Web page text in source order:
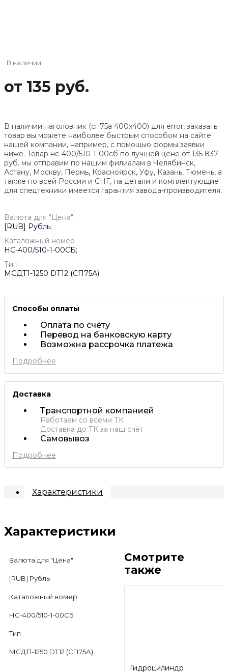
В наличии
от 135 руб.
В наличии наголовник (сп75а 400х400) для error, заказать
товар вы можете наиболее быстрым способом на сайте
нашей компании, например, с помощью формы заявки
ниже. Товар нс-400/510-1-00сб по лучшей цене от 135 837
руб. мы отправим по нашим филиалам в Челябинск,
Астану, Москву, Пермь, Красноярск, Уфу, Казань, Тюмень, а
также по всей России и СНГ, на детали и комплектующие
для спецтехники имеется гарантия завода-производителя.
Валюта для "Цена"
[RUB] Рубль;
Каталожный номер
НС-400/510-1-00СБ;
Тип
МСДТ1-1250 DT12 (СП75А);
Способы оплаты
Оплата по счёту
Перевод на банковскую карту
Возможна рассрочка платежа
Подробнее
Доставка
Транспортной компанией
Работаем со всеми ТК
Доставка до ТК за наш счёт
Самовывоз
Подробнее
Характеристики
Характеристики
Валюта для "Цена"
[RUB] Рубль
Каталожный номер
НС-400/510-1-00СБ
Тип
МСДТ1-1250 DT12 (СП75А)
Смотрите
также
Гидроцилиндр